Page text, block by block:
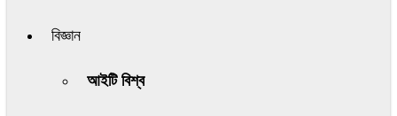
বিজ্ঞান
আইটি বিশ্ব